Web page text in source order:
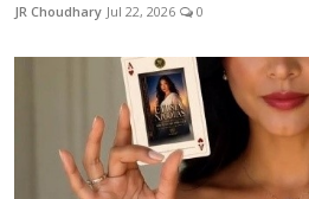
JR Choudhary Jul 22, 2026 0